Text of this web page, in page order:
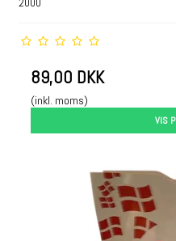
89,00 DKK
(inkl. moms)
VIS